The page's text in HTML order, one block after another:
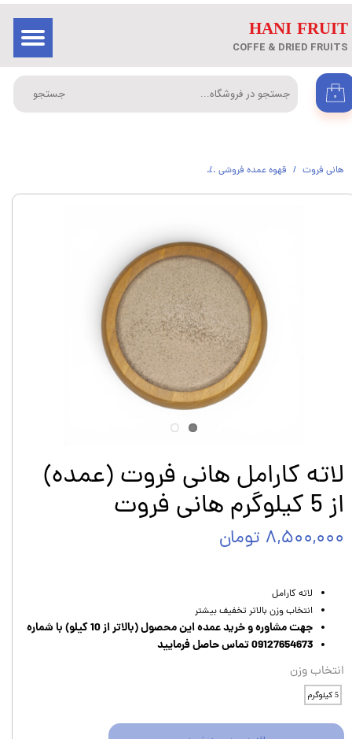
جستجو ۰
حساب کاربری من
تغییر گذر واژه
سفارشات
​HANI FRUIT
COFFE & DRIED FRUITS
هانی فروت قهوه عمده فروشی
لاته کارامل هانی فروت (عمده)
از 5 کیلوگرم هانی فروت
۸,۵۰۰,۰۰۰ تومان
لاته کارامل
انتخاب وزن بالاتر تخفیف بیشتر
جهت مشاوره و خرید عمده این محصول (بالاتر از 10 کیلو) با شماره
09127654673 تماس حاصل فرمایید
انتخاب وزن
5 کیلوگرم